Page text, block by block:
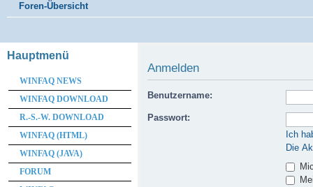
Foren-Übersicht
Anmelden
Benutzername:
Passwort:
Ich
Die
Hauptmenü
WINFAQ NEWS
WINFAQ DOWNLOAD
R.-S.-W. DOWNLOAD
WINFAQ (HTML)
WINFAQ (JAVA)
FORUM